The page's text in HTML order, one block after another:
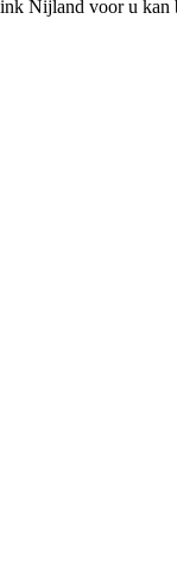
Nijland voor u kan